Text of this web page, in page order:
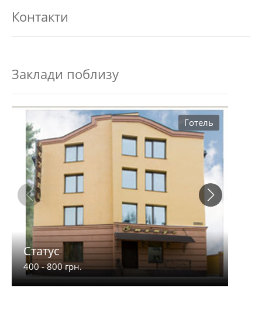
Контакти
Заклади поблизу
Готель
Статус
400 - 800 грн.